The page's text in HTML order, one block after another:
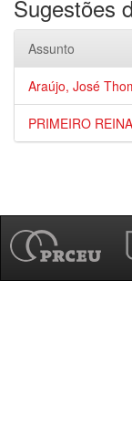
Sugestões
Assunto
Araújo, José
PRIMEIRO